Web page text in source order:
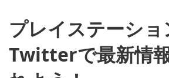
プレイステーシ
Twitterで最新情